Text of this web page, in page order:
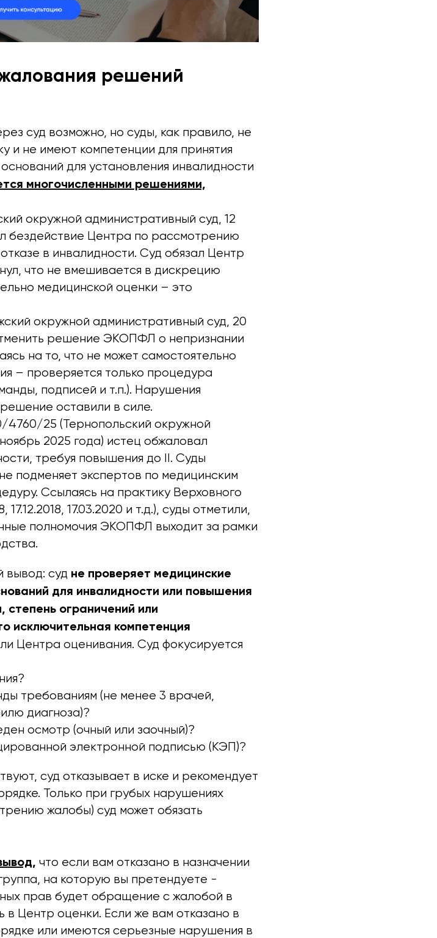
решений
суд возможно, но суды, как правило, не
и не имеют компетенции для принятия
для установления инвалидности
многочисленными решениями,
окружной административный суд, 12
бездействие Центра по рассмотрению
в инвалидности. Суд обязал Центр
что не вмешивается в дискрецию
медицинской оценки – это
окружной административный суд, 20
решение ЭКОПФЛ о непризнании
на то, что не может самостоятельно
– проверяется только процедура
подписей и т.п.). Нарушения
оставили в силе.
25 (Тернопольский окружной
2025 года) истец обжаловал
требуя повышения до II. Суды
подменяет экспертов по медицинским
Ссылаясь на практику Верховного
17.03.2020 и т.д.), суды отметили,
полномочия ЭКОПФЛ выходит за рамки
вывод: суд не проверяет медицинские
для инвалидности или повышения
ограничений или
исключительная компетенция
Центра оценивания. Суд фокусируется
требованиям (не менее 3 врачей,
диагноза)?
осмотр (очный или заочный)?
электронной подписью (КЭП)?
суд отказывает в иске и рекомендует
Только при грубых нарушениях
жалобы) суд может обязать
что если вам отказано в назначении
на которую вы претендуете -
прав будет обращение с жалобой в
в Центр оценки. Если же вам отказано в
или имеются серьезные нарушения в